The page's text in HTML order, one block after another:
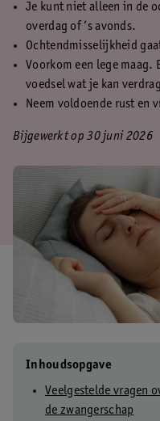
Je kunt niet alleen in de
overdag of ’s avonds.
Ochtendmisselijkheid
Voorkom een lege maag.
voedsel wat je kan
Neem voldoende rust en
Bijgewerkt op 30 juni 2026
Inhoudsopgave
Veelgestelde vragen
de zwangerschap